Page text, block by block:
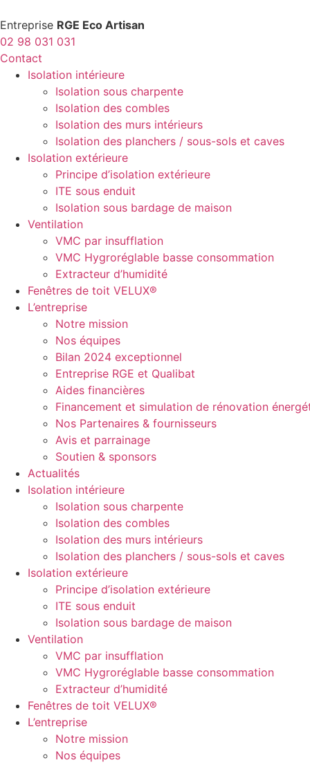
Entreprise RGE Eco Artisan
02 98 031 031
Contact
Isolation intérieure
Isolation sous charpente
Isolation des combles
Isolation des murs intérieurs
Isolation des planchers / sous-sols et caves
Isolation extérieure
Principe d’isolation extérieure
ITE sous enduit
Isolation sous bardage de maison
Ventilation
VMC par insufflation
VMC Hygroréglable basse consommation
Extracteur d’humidité
Fenêtres de toit VELUX®
L’entreprise
Notre mission
Nos équipes
Bilan 2024 exceptionnel
Entreprise RGE et Qualibat
Aides financières
Financement et simulation de rénovation
Nos Partenaires & fournisseurs
Avis et parrainage
Soutien & sponsors
Actualités
Isolation intérieure
Isolation sous charpente
Isolation des combles
Isolation des murs intérieurs
Isolation des planchers / sous-sols et caves
Isolation extérieure
Principe d’isolation extérieure
ITE sous enduit
Isolation sous bardage de maison
Ventilation
VMC par insufflation
VMC Hygroréglable basse consommation
Extracteur d’humidité
Fenêtres de toit VELUX®
L’entreprise
Notre mission
Nos équipes